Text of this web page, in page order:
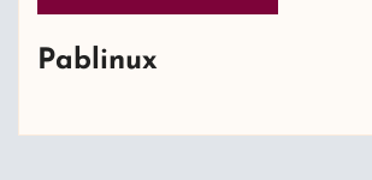
Pablinux